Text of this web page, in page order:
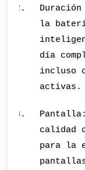
la
día
incluso
activas.
calidad
para la